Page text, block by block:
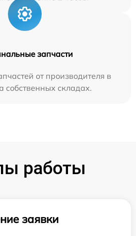
запчасти
от производителя в
собственных складах.
работы
заявки